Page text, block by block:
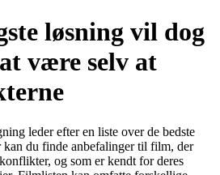
løsning vil dog
være selv at
leder efter en liste over de bedste
du finde anbefalinger til film, der
og som er kendt for deres